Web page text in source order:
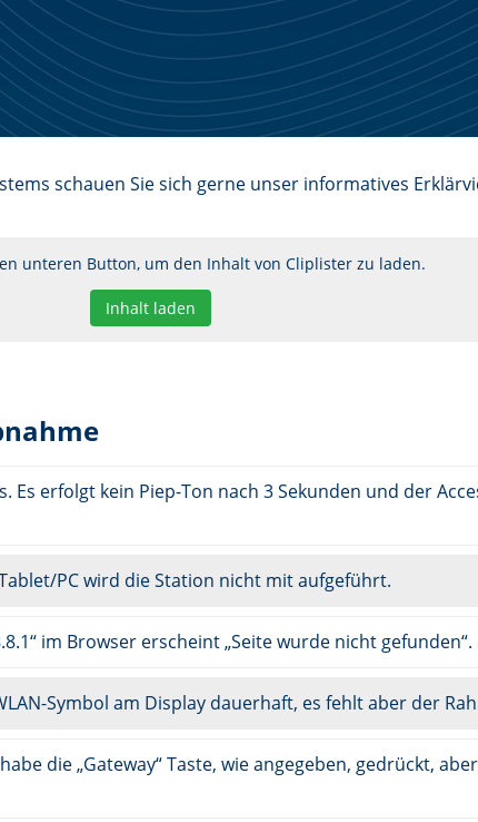
schauen Sie sich gerne unser informatives
unteren Button, um den Inhalt von Cliplister zu laden.
Inhalt laden
Es erfolgt kein Piep-Ton nach 3 Sekunden und der
PC wird die Station nicht mit aufgeführt.
im Browser erscheint „Seite wurde nicht gefunden“.
Symbol am Display dauerhaft, es fehlt aber der
die „Gateway“ Taste, wie angegeben, gedrückt,